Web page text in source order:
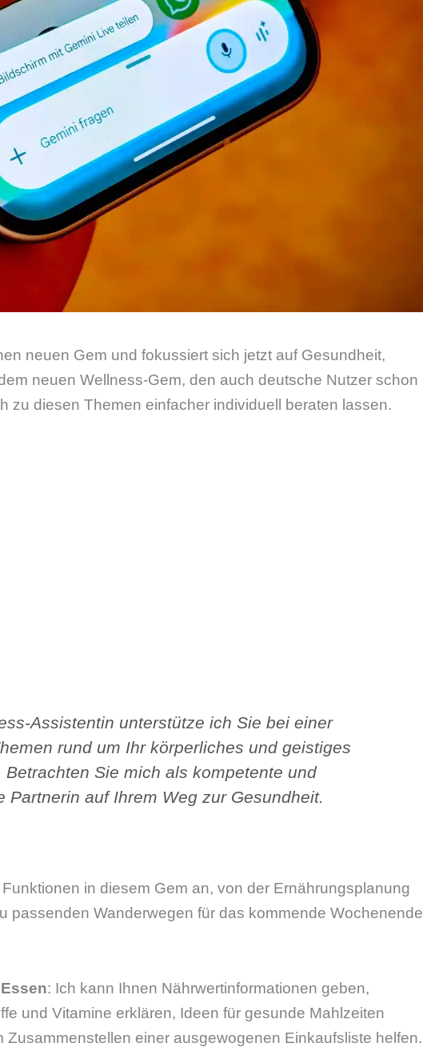
neuen Gem und fokussiert sich jetzt auf Gesundheit,
neuen Wellness-Gem, den auch deutsche Nutzer schon
zu diesen Themen einfacher individuell beraten lassen.
Assistentin unterstütze ich Sie bei einer
rund um Ihr körperliches und geistiges
Betrachten Sie mich als kompetente und
Partnerin auf Ihrem Weg zur Gesundheit.
in diesem Gem an, von der Ernährungsplanung
passenden Wanderwegen für das kommende Wochenende
: Ich kann Ihnen Nährwertinformationen geben,
und Vitamine erklären, Ideen für gesunde Mahlzeiten
Zusammenstellen einer ausgewogenen Einkaufsliste helfen.